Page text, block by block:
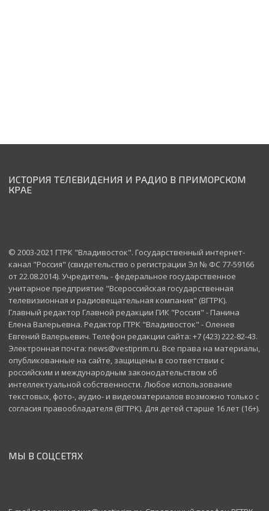
ИСТОРИЯ ТЕЛЕВИДЕНИЯ И РАДИО В ПРИМОРСКОМ
КРАЕ
© 2003-2021 ГТРК "Владивосток". Государственный интернет-
канал "Россия" (свидетельство о регистрации Эл № ФС 77-59166
от 22.08.2014). Учредитель - федеральное государственное
унитарное предприятие "Всероссийская государственная
телевизионная и радиовещательная компания" (ВГТРК).
Главный редактор Главной редакции ГИК "Россия" - Панина
Елена Валерьевна. Редактор ГТРК "Владивосток" - Оленев
Евгений Валерьевич. Телефон редакции сайта: +7 (423) 222-82-43.
Электронная почта: news@vestiprim.ru. Все права на материалы,
опубликованные на сайте, защищены в соответствии с
российским и международным законодательством об
интеллектуальной собственности. Любое использование
текстовых, фото-, аудио- и видеоматериалов возможно только с
согласия правообладателя (ВГТРК). Для детей старше 16 лет (16+).
МЫ В СОЦСЕТЯХ